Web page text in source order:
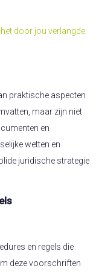
het door jou verlangde
praktische aspecten
maar zijn niet
en
wetten en
juridische strategie
en regels die
deze voorschriften